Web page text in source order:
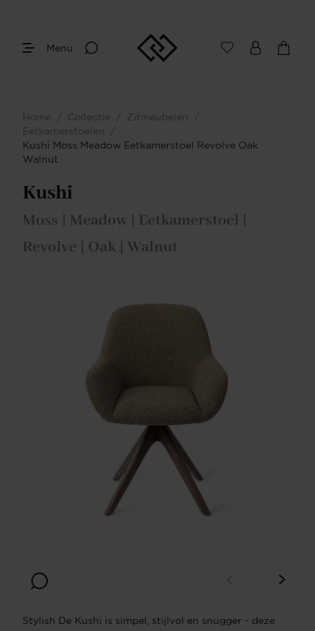
Menu
Home / Collectie / Zitmeubelen
/
Eetkamerstoelen
/
Kushi Moss Meadow Eetkamerstoel Revolve Oak
Walnut
Kushi
Moss | Meadow | Eetkamerstoel |
Revolve | Oak | Walnut
Stylish De Kushi is simpel, stijlvol en snugger - deze